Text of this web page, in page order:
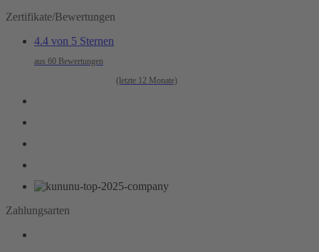
Zertifikate/Bewertungen
4.4 von 5 Sternen
aus 60 Bewertungen
(letzte 12 Monate)
Zahlungsarten